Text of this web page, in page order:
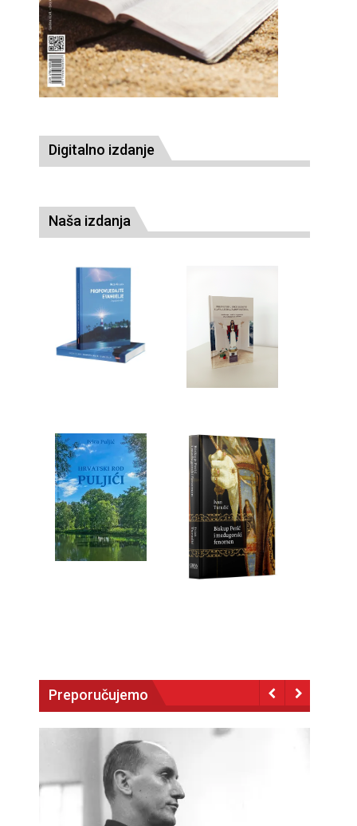
Digitalno izdanje
Naša izdanja
Preporučujemo